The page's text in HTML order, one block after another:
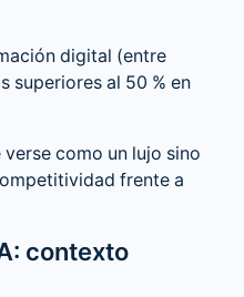
digital (entre
superiores al 50 % en
como un lujo sino
frente a
contexto